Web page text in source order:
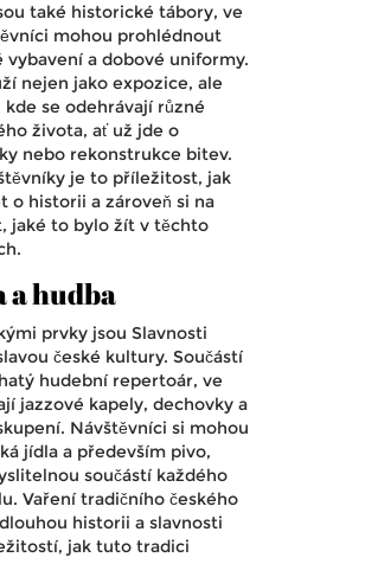
také historické tábory, ve
mohou prohlédnout
vybavení a dobové uniformy.
nejen jako expozice, ale
se odehrávají různé
života, ať už jde o
nebo rekonstrukce bitev.
je to příležitost, jak
o historii a zároveň si na
jaké to bylo žít v těchto
a hudba
prvky jsou Slavnosti
české kultury. Součástí
hudební repertoár, ve
jazzové kapely, dechovky a
Návštěvníci si mohou
jídla a především pivo,
součástí každého
Vaření tradičního českého
historii a slavnosti
jak tuto tradici